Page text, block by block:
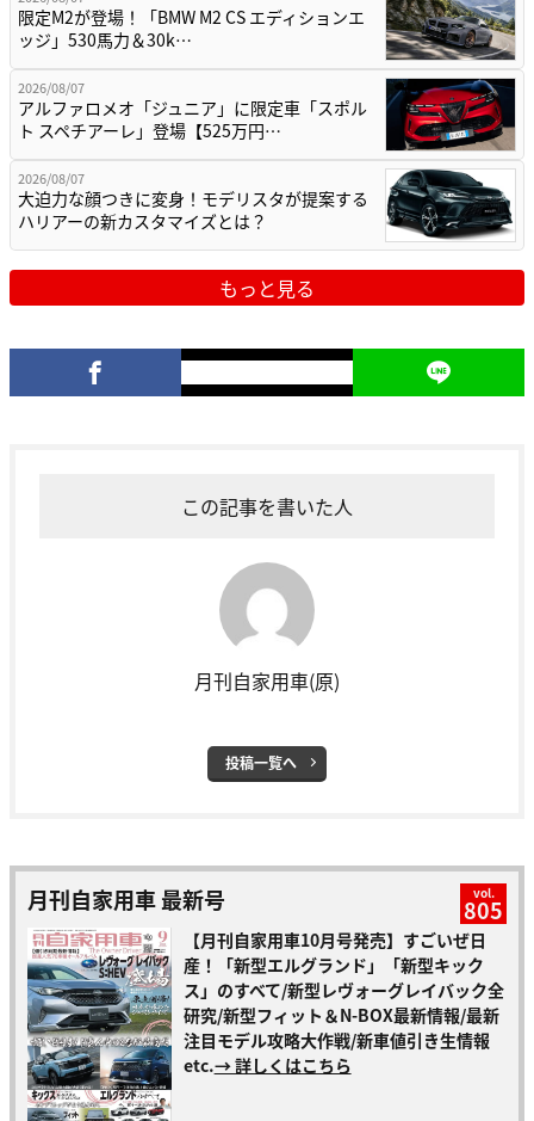
限定M2が登場！「BMW M2 CS エディションエ
ッジ」530馬力＆30k…
2026/08/07
アルファロメオ「ジュニア」に限定車「スポル
ト スペチアーレ」登場【525万円…
2026/08/07
大迫力な顔つきに変身！モデリスタが提案する
ハリアーの新カスタマイズとは？
もっと見る
この記事を書いた人
月刊自家用車(原)
投稿一覧へ
月刊自家用車 最新号 vol.
805
【月刊自家用車10月号発売】すごいぜ日
産！「新型エルグランド」「新型キック
ス」のすべて/新型レヴォーグレイバック全
研究/新型フィット＆N-BOX最新情報/最新
注目モデル攻略大作戦/新車値引き生情報
etc.→ 詳しくはこちら